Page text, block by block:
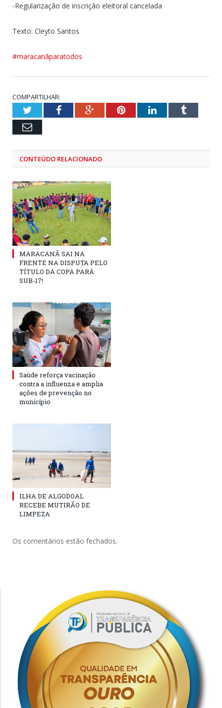
-Regularização de inscrição eleitoral cancelada
Texto: Cleyto Santos
#maracanãparatodos
COMPARTILHAR:
TwitterFacebookGoogle+PinterestLinkedInTumblr
Email
CONTEÚDO RELACIONADO
MARACANÃ SAI NA
FRENTE NA DISPUTA PELO
TÍTULO DA COPA PARÁ
SUB-17!
Saúde reforça vacinação
contra a influenza e amplia
ações de prevenção no
município
ILHA DE ALGODOAL
RECEBE MUTIRÃO DE
LIMPEZA
Os comentários estão fechados.